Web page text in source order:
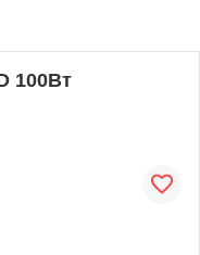
100Вт